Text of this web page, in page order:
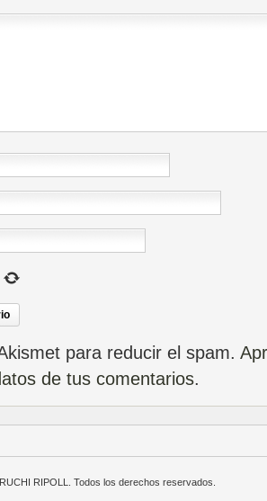
para reducir el spam.
de tus comentarios.
RIPOLL. Todos los derechos reservados.